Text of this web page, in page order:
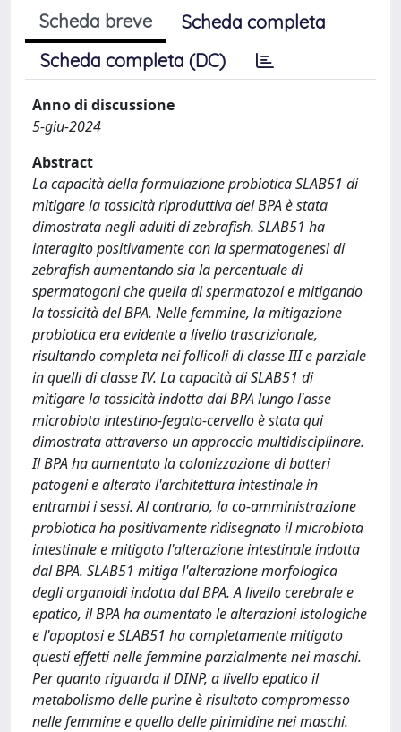
Scheda breve
Scheda completa
Scheda completa (DC)
Anno di discussione
5-giu-2024
Abstract
La capacità della formulazione probiotica SLAB51 di
mitigare la tossicità riproduttiva del BPA è stata
dimostrata negli adulti di zebrafish. SLAB51 ha
interagito positivamente con la spermatogenesi di
zebrafish aumentando sia la percentuale di
spermatogoni che quella di spermatozoi e mitigando
la tossicità del BPA. Nelle femmine, la mitigazione
probiotica era evidente a livello trascrizionale,
risultando completa nei follicoli di classe III e parziale
in quelli di classe IV. La capacità di SLAB51 di
mitigare la tossicità indotta dal BPA lungo l'asse
microbiota intestino-fegato-cervello è stata qui
dimostrata attraverso un approccio multidisciplinare.
Il BPA ha aumentato la colonizzazione di batteri
patogeni e alterato l'architettura intestinale in
entrambi i sessi. Al contrario, la co-amministrazione
probiotica ha positivamente ridisegnato il microbiota
intestinale e mitigato l'alterazione intestinale indotta
dal BPA. SLAB51 mitiga l'alterazione morfologica
degli organoidi indotta dal BPA. A livello cerebrale e
epatico, il BPA ha aumentato le alterazioni istologiche
e l'apoptosi e SLAB51 ha completamente mitigato
questi effetti nelle femmine parzialmente nei maschi.
Per quanto riguarda il DINP, a livello epatico il
metabolismo delle purine è risultato compromesso
nelle femmine e quello delle pirimidine nei maschi.